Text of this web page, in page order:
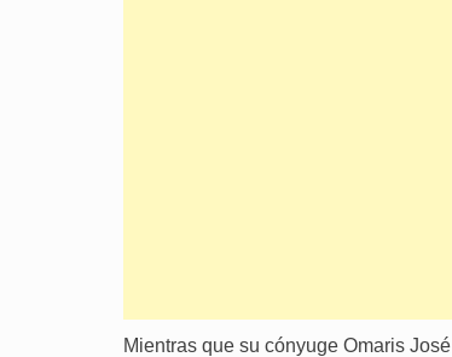
Mientras que su cónyuge Omaris